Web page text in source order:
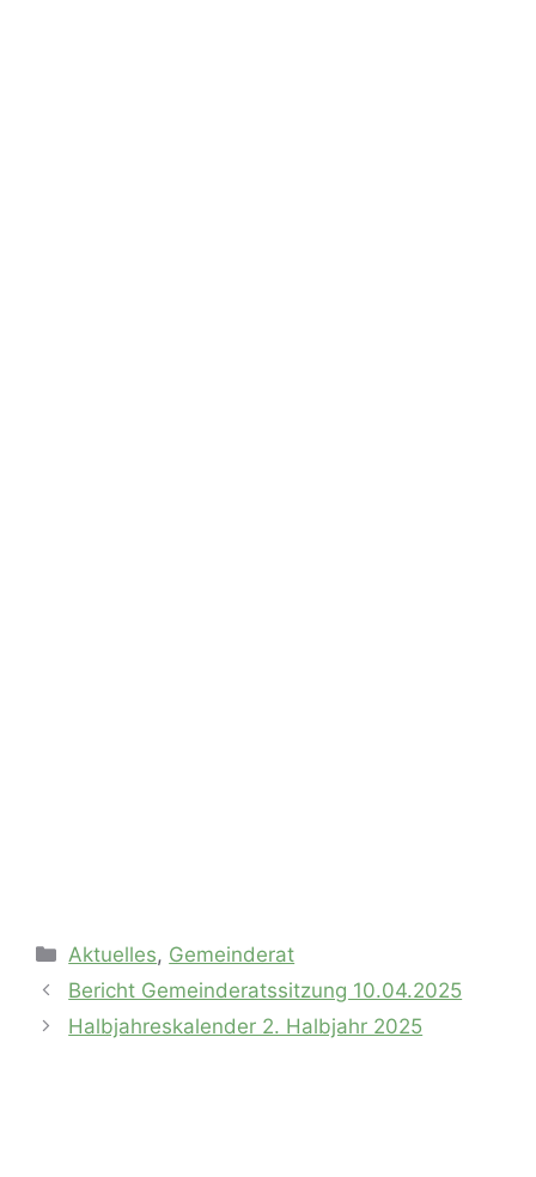
Kategorien
Aktuelles, Gemeinderat
Bericht Gemeinderatssitzung 10.04.2025
Halbjahreskalender 2. Halbjahr 2025